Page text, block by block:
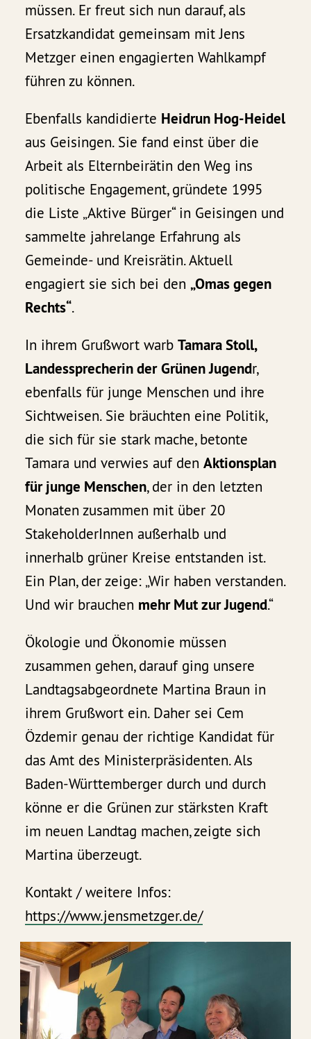
müssen. Er freut sich nun darauf, als
Ersatzkandidat gemeinsam mit Jens
Metzger einen engagierten Wahlkampf
führen zu können.
Ebenfalls kandidierte Heidrun Hog-Heidel
aus Geisingen. Sie fand einst über die
Arbeit als Elternbeirätin den Weg ins
politische Engagement, gründete 1995
die Liste „Aktive Bürger“ in Geisingen und
sammelte jahrelange Erfahrung als
Gemeinde- und Kreisrätin. Aktuell
engagiert sie sich bei den„Omas gegen
Rechts“.
In ihrem Grußwort warbTamara Stoll,
Landessprecherin der Grünen Jugendr,
ebenfalls für junge Menschen und ihre
Sichtweisen. Sie bräuchten eine Politik,
die sich für sie stark mache, betonte
Tamara und verwies auf denAktionsplan
für junge Menschen, der in den letzten
Monaten zusammen mit über 20
StakeholderInnen außerhalb und
innerhalb grüner Kreise entstanden ist.
Ein Plan, der zeige: „Wir haben verstanden.
Und wir brauchen mehr Mut zur Jugend.“
Ökologie und Ökonomie müssen
zusammen gehen, darauf ging unsere
Landtagsabgeordnete Martina Braun in
ihrem Grußwort ein. Daher sei Cem
Özdemir genau der richtige Kandidat für
das Amt des Ministerpräsidenten. Als
Baden-Württemberger durch und durch
könne er die Grünen zur stärksten Kraft
im neuen Landtag machen, zeigte sich
Martina überzeugt.
Kontakt / weitere Infos:
https://www.jensmetzger.de/